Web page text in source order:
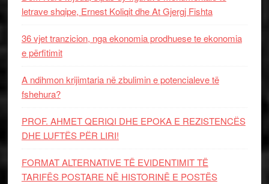
letrave shqipe, Ernest Koliqit dhe At Gjergj Fishta
36 vjet tranzicion, nga ekonomia prodhuese te ekonomia
e përfitimit
A ndihmon krijimtaria në zbulimin e potencialeve të
fshehura?
PROF. AHMET QERIQI DHE EPOKA E REZISTENCЁS
DHE LUFTЁS PЁR LIRI!
FORMAT ALTERNATIVE TË EVIDENTIMIT TË
TARIFËS POSTARE NË HISTORINË E POSTËS